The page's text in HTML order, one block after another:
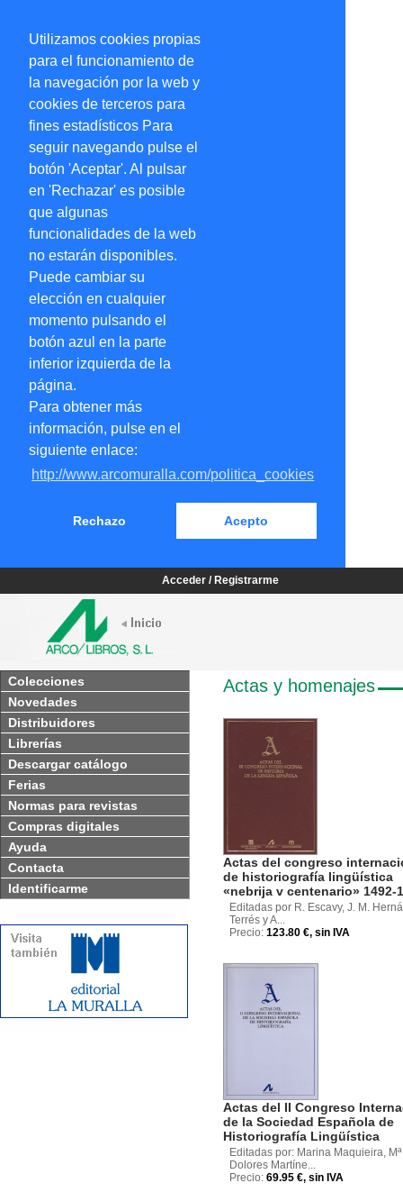
Utilizamos cookies propias
para el funcionamiento de
la navegación por la web y
cookies de terceros para
fines estadísticos Para
seguir navegando pulse el
botón 'Aceptar'. Al pulsar
en 'Rechazar' es posible
que algunas
funcionalidades de la web
no estarán disponibles.
Puede cambiar su
elección en cualquier
momento pulsando el
botón azul en la parte
inferior izquierda de la
página.
Para obtener más
información, pulse en el
siguiente enlace:
http://www.arcomuralla.com/politica_cookies
Rechazo Acepto
Acceder / Registrarme
Colecciones
Novedades
Distribuidores
Librerías
Descargar catálogo
Ferias
Normas para revistas
Compras digitales
Ayuda
Contacta
Identificarme
Actas y homenajes
Actas del congreso
de historiografía lingüística
«nebrija v centenario» 1492-
Editadas por R. Escavy, J. M.
Terrés y A...
Precio: 123.80 €, sin IVA
Actas del II Congreso
de la Sociedad Española de
Historiografía Lingüística
Editadas por: Marina Maquieira, Mª
Dolores Martíne...
Precio: 69.95 €, sin IVA